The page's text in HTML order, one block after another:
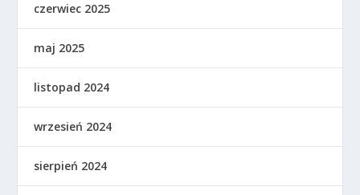
czerwiec 2025
maj 2025
listopad 2024
wrzesień 2024
sierpień 2024